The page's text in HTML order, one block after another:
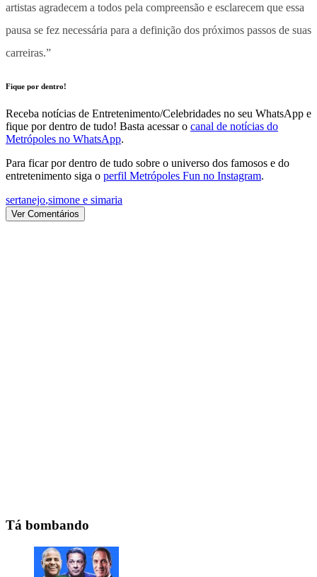
artistas agradecem a todos pela compreensão e esclarecem que essa
pausa se fez necessária para a definição dos próximos passos de suas
carreiras.”
Fique por dentro!
Receba notícias de Entretenimento/Celebridades no seu WhatsApp e
fique por dentro de tudo! Basta acessar o canal de notícias do
Metrópoles no WhatsApp.
Para ficar por dentro de tudo sobre o universo dos famosos e do
entretenimento siga o perfil Metrópoles Fun no Instagram.
sertanejo,simone e simaria
Ver Comentários
Tá bombando